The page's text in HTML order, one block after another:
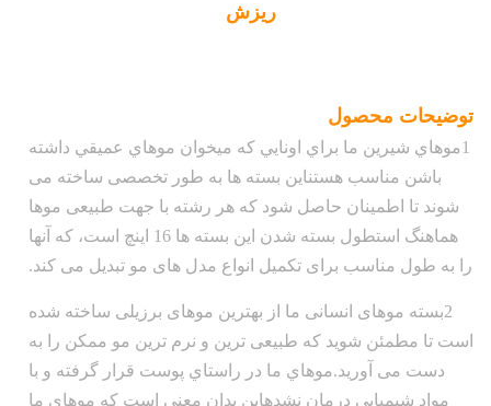
ریزش
توضیحات محصول
1موهاي شيرين ما براي اونايي که ميخوان موهاي عميقي داشته
باشن مناسب هستناین بسته ها به طور تخصصی ساخته می
شوند تا اطمینان حاصل شود که هر رشته با جهت طبیعی موها
هماهنگ استطول بسته شدن این بسته ها 16 اینچ است، که آنها
را به طول مناسب برای تکمیل انواع مدل های مو تبدیل می کند.
2بسته موهای انسانی ما از بهترین موهای برزیلی ساخته شده
است تا مطمئن شوید که طبیعی ترین و نرم ترین مو ممکن را به
دست می آورید.موهاي ما در راستاي پوست قرار گرفته و با
مواد شيميايي درمان نشدهاین بدان معنی است که موهای ما